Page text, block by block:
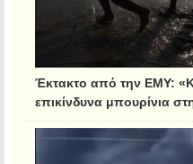
Έκτακτο από την ΕΜΥ:
επικίνδυνα μπουρίνια